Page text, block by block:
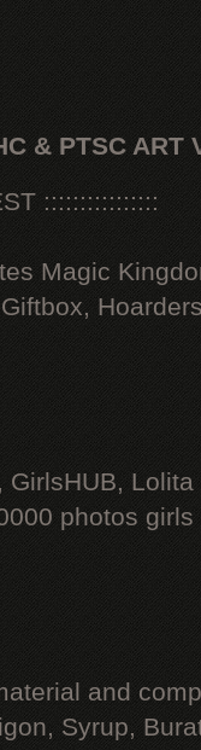
& PTSC ART
::::::::::::::::
Magic
GirlsHUB, Lolita
photos
and
Syrup,